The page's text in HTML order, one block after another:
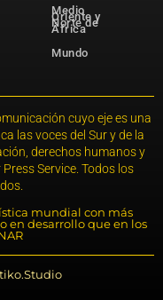
Medio
Oriente y
Norte de
África
Mundo
cuyo eje es una
las voces del Sur y de la
derechos humanos y
Service. Todos los
mundial con más
en desarrollo que en los